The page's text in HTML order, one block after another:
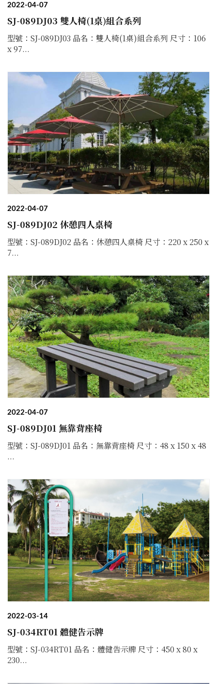
2022-04-07
SJ-089DJ03 雙人椅(1桌)組合系列
型號：SJ-089DJ03 品名：雙人椅(1桌)組合系列 尺寸：106
x 97...
2022-04-07
SJ-089DJ02 休憩四人桌椅
型號：SJ-089DJ02 品名：休憩四人桌椅 尺寸：220 x 250 x
7...
2022-04-07
SJ-089DJ01 無靠背座椅
型號：SJ-089DJ01 品名：無靠背座椅 尺寸：48 x 150 x 48
...
2022-03-14
SJ-034RT01 體健告示牌
型號：SJ-034RT01 品名：體健告示牌 尺寸：450 x 80 x
230...